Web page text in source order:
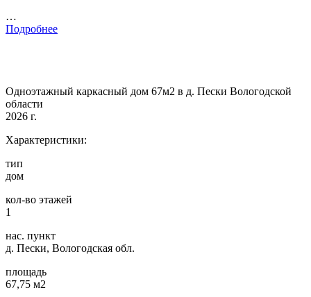
…
Подробнее
Одноэтажный каркасный дом 67м2 в д. Пески Вологодской
области
2026 г.
Характеристики:
тип
дом
кол-во этажей
1
нас. пункт
д. Пески, Вологодская обл.
площадь
67,75 м2